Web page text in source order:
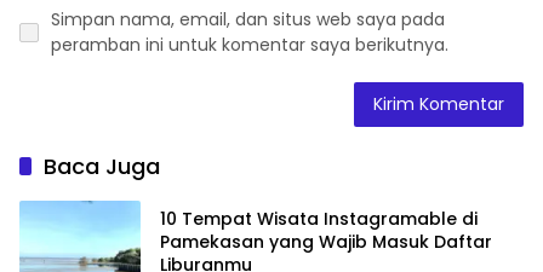
Simpan nama, email, dan situs web saya pada
peramban ini untuk komentar saya berikutnya.
Baca Juga
10 Tempat Wisata Instagramable di
Pamekasan yang Wajib Masuk Daftar
Liburanmu